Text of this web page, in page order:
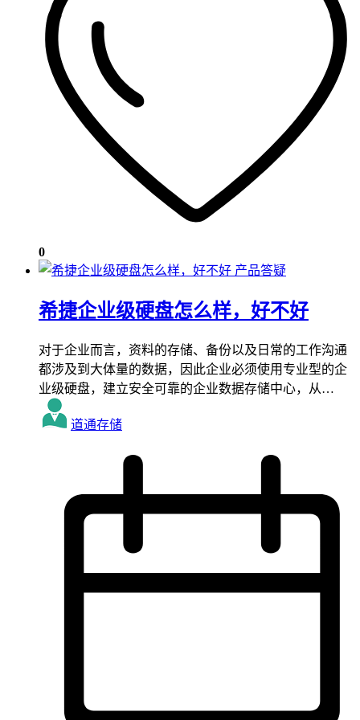
0
产品答疑
希捷企业级硬盘怎么样，好不好
对于企业而言，资料的存储、备份以及日常的工作沟通
都涉及到大体量的数据，因此企业必须使用专业型的企
业级硬盘，建立安全可靠的企业数据存储中心，从…
道通存储